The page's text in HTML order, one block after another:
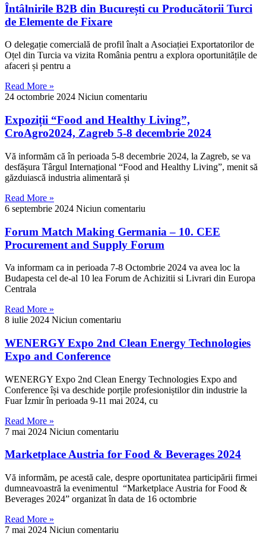
Întâlnirile B2B din București cu Producătorii Turci
de Elemente de Fixare
O delegație comercială de profil înalt a Asociației Exportatorilor de
Oțel din Turcia va vizita România pentru a explora oportunitățile de
afaceri și pentru a
Read More »
24 octombrie 2024 Niciun comentariu
Expoziții “Food and Healthy Living”,
CroAgro2024, Zagreb 5-8 decembrie 2024
Vă informăm că în perioada 5-8 decembrie 2024, la Zagreb, se va
desfășura Târgul Internațional “Food and Healthy Living”, menit să
găzduiască industria alimentară și
Read More »
6 septembrie 2024 Niciun comentariu
Forum Match Making Germania – 10. CEE
Procurement and Supply Forum
Va informam ca in perioada 7-8 Octombrie 2024 va avea loc la
Budapesta cel de-al 10 lea Forum de Achizitii si Livrari din Europa
Centrala
Read More »
8 iulie 2024 Niciun comentariu
WENERGY Expo 2nd Clean Energy Technologies
Expo and Conference
WENERGY Expo 2nd Clean Energy Technologies Expo and
Conference își va deschide porțile profesioniștilor din industrie la
Fuar İzmir în perioada 9-11 mai 2024, cu
Read More »
7 mai 2024 Niciun comentariu
Marketplace Austria for Food & Beverages 2024
Vă informăm, pe acestă cale, despre oportunitatea participării firmei
dumneavoastră la evenimentul “Marketplace Austria for Food &
Beverages 2024” organizat în data de 16 octombrie
Read More »
7 mai 2024 Niciun comentariu